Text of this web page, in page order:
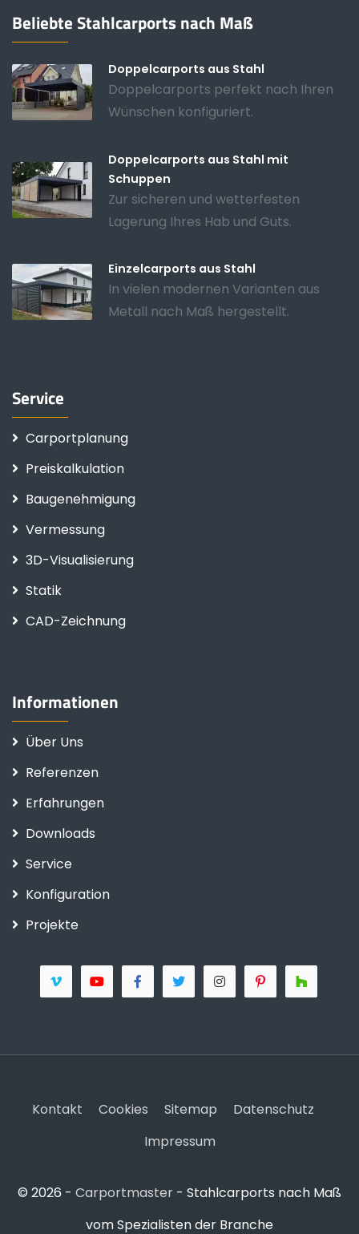
Beliebte Stahlcarports nach Maß
Doppelcarports aus Stahl
Doppelcarports perfekt nach Ihren
Wünschen konfiguriert.
Doppelcarports aus Stahl mit
Schuppen
Zur sicheren und wetterfesten
Lagerung Ihres Hab und Guts.
Einzelcarports aus Stahl
In vielen modernen Varianten aus
Metall nach Maß hergestellt.
Service
Carportplanung
Preiskalkulation
Baugenehmigung
Vermessung
3D-Visualisierung
Statik
CAD-Zeichnung
Informationen
Über Uns
Referenzen
Erfahrungen
Downloads
Service
Konfiguration
Projekte
© 2026 - Carportmaster - Stahlcarports nach Maß
vom Spezialisten der Branche
Kontakt Cookies Sitemap
Datenschutz
Impressum